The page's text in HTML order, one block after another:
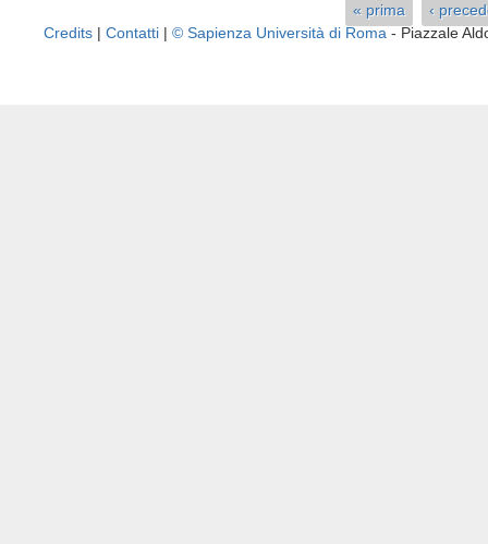
Pagine
« prima
‹
Credits | Contatti | © Sapienza Università di Roma - Piazzale